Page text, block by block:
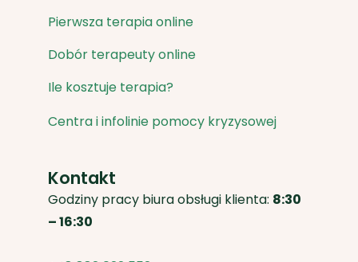
Pierwsza terapia online
Dobór terapeuty online
Ile kosztuje terapia?
Centra i infolinie pomocy kryzysowej
Kontakt
Godziny pracy biura obsługi klienta: 8:30
– 16:30